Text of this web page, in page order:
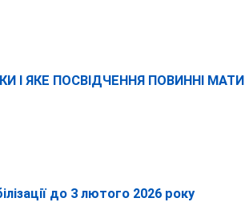
І ЯКЕ ПОСВІДЧЕННЯ ПОВИННІ МАТИ
до 3 лютого 2026 року